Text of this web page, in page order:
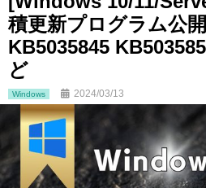
積更新プログラム公
KB5035845
ど
Windows 2024/03/13